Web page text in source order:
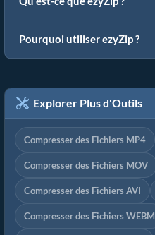
Pourquoi utiliser ezyZip ?
Explorer Plus d'Outils
Compresser des Fichiers MP4
Compresser des Fichiers MOV
Compresser des Fichiers AVI
Compresser des Fichiers WEBM